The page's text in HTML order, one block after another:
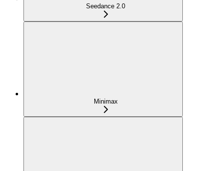
Seedance 2.0
Minimax